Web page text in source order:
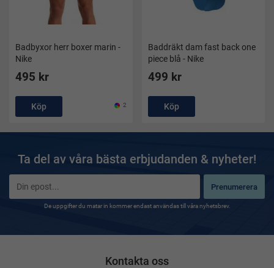
Badbyxor herr boxer marin -
Nike
495 kr
Köp 2
Baddräkt dam fast back one
piece blå - Nike
499 kr
Köp
Ta del av våra bästa erbjudanden & nyheter!
Prenumerera
De uppgifter du matar in kommer endast användas till våra nyhetsbrev.
Kontakta oss